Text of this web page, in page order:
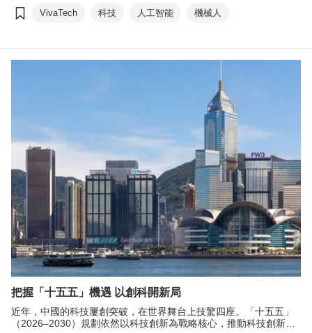
初創企業，展示人工智能與機械人、健康科技，以及可持續發展與
氣候科技等多個前沿領域的創新成果，並舉辦一系列主題研討會、
VivaTech 科技 人工智能 機械人
把握「十五五」機遇 以創科開新局
近年，中國的科技屢創突破，在世界舞台上技驚四座。「十五五」
（2026–2030）規劃依然以科技創新為戰略核心，推動科技創新和